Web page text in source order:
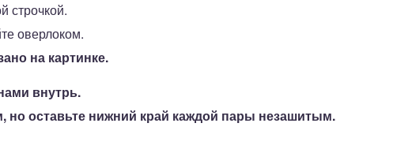
строчкой.
оверлоком.
на картинке.
внутрь.
оставьте нижний край каждой пары незашитым.